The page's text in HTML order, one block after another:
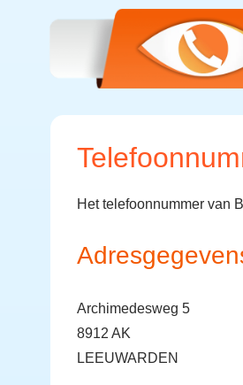
Het telefoonnummer van
Archimedesweg 5
8912 AK
LEEUWARDEN